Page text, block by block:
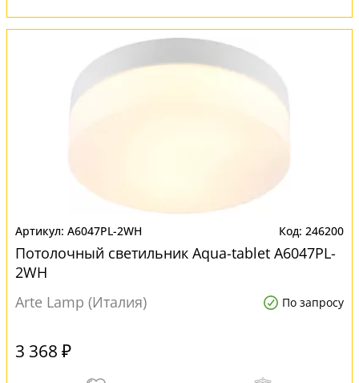
A6047PL-2WH 246200
Потолочный светильник Aqua-tablet A6047PL-
2WH
Arte Lamp (Италия)
По запросу
3 368 ₽